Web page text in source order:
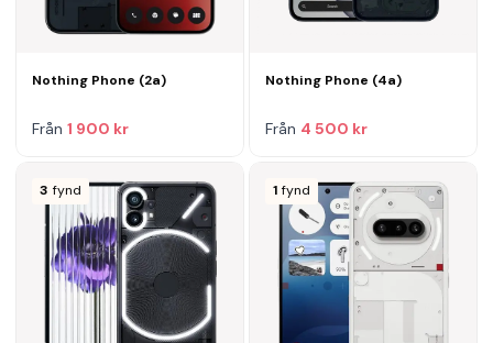
Nothing Phone (2a)
Från 1 900 kr
Nothing Phone (4a)
Från 4 500 kr
3 fynd 1 fynd